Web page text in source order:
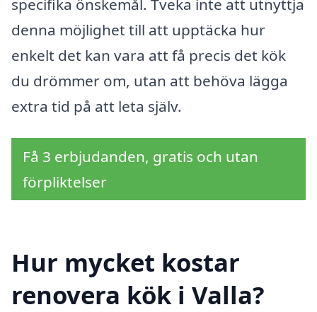
denna möjlighet till att upptäcka hur
enkelt det kan vara att få precis det kök
du drömmer om, utan att behöva lägga
extra tid på att leta själv.
Få 3 erbjudanden, gratis och utan
förpliktelser
Hur mycket kostar
renovera kök i Valla?